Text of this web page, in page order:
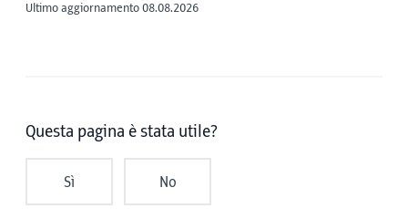
Ultimo aggiornamento 08.08.2026
Questa pagina è stata utile?
Sì No